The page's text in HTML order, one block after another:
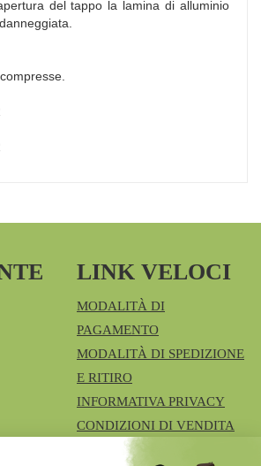
del tappo la lamina di alluminio
LINK VELOCI
MODALITÀ DI
PAGAMENTO
MODALITÀ DI SPEDIZIONE
E RITIRO
INFORMATIVA PRIVACY
CONDIZIONI DI VENDITA
COOKIE POLICY